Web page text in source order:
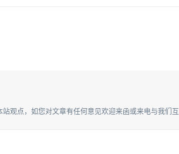
点，如您对文章有任何意见欢迎来函或来电与我们